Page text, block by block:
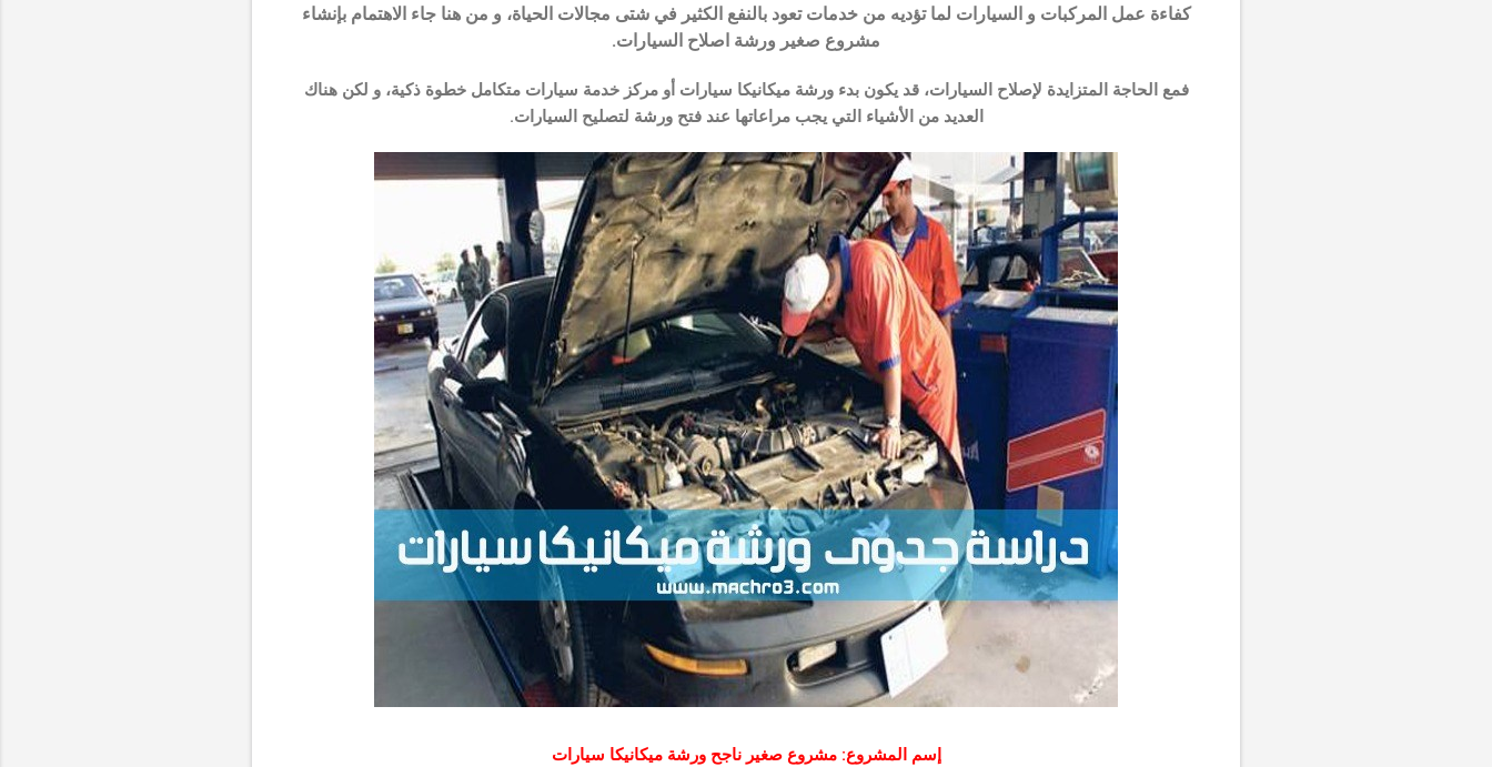
كفاءة عمل المركبات و السيارات لما تؤديه من خدمات تعود بالنفع الكثير في شتى مجالات الحياة، و من هنا جاء الاهتمام بإنشاء
مشروع صغير ورشة اصلاح السيارات.
فمع الحاجة المتزايدة لإصلاح السيارات، قد يكون بدء ورشة ميكانيكا سيارات أو مركز خدمة سيارات متكامل خطوة ذكية، و لكن هناك
العديد من الأشياء التي يجب مراعاتها عند فتح ورشة لتصليح السيارات.
إسم المشروع: مشروع صغير ناجح ورشة ميكانيكا سيارات